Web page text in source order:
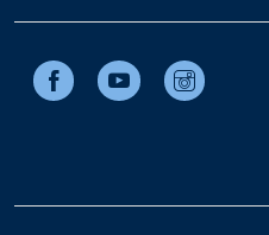
Facebook Youtube